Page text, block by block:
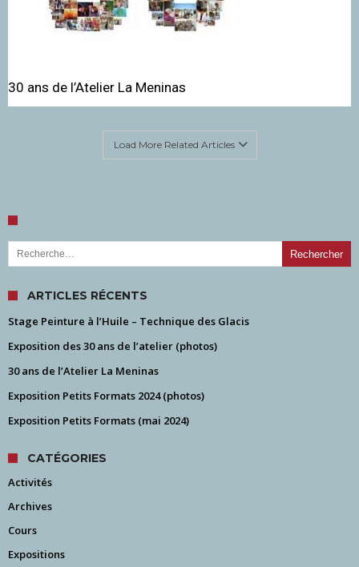
30 ans de l’Atelier La Meninas
Load More Related Articles
Rechercher :
ARTICLES RÉCENTS
Stage Peinture à l’Huile – Technique des Glacis
Exposition des 30 ans de l’atelier (photos)
30 ans de l’Atelier La Meninas
Exposition Petits Formats 2024 (photos)
Exposition Petits Formats (mai 2024)
CATÉGORIES
Activités
Archives
Cours
Expositions